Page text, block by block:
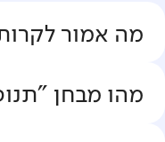
מה אמור
מהו מבחן